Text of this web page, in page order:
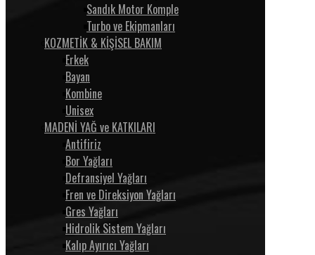
Sandık Motor Komple
Turbo ve Ekipmanları
KOZMETİK & KİŞİSEL BAKIM
Erkek
Bayan
Kombine
Unisex
MADENİ YAĞ ve KATKILARI
Antifiriz
Bor Yağları
Defransiyel Yağları
Fren ve Direksiyon Yağları
Gres Yağları
Hidrolik Sistem Yağları
Kalıp Ayırıcı Yağları